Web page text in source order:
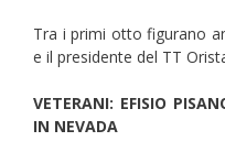
Tra i primi otto figurano
e il presidente del TT
VETERANI: EFISIO
IN NEVADA